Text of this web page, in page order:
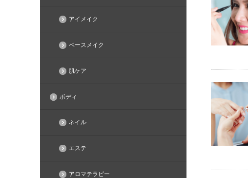
アイメイク
ベースメイク
肌ケア
ボディ
ネイル
エステ
アロマテラピー